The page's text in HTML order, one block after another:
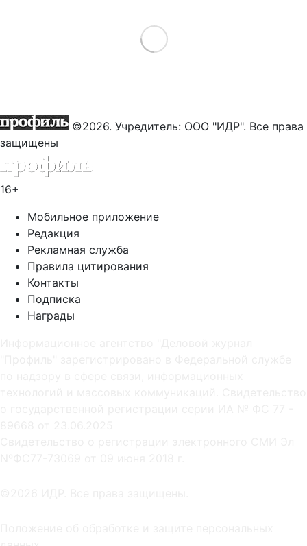
Load More
©2026. Учредитель: ООО "ИДР". Все права
защищены
16+
Мобильное приложение
Редакция
Рекламная служба
Правила цитирования
Контакты
Подписка
Награды